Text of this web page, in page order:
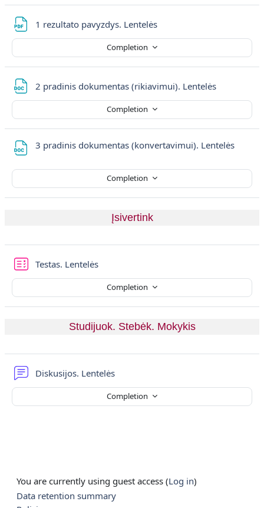
1 rezultato pavyzdys. Lentelės
Completion
2 pradinis dokumentas (rikiavimui). Lentelės
Completion
3 pradinis dokumentas (konvertavimui). LentelėsFile
Completion
Įsivertink
Testas. LentelėsQuiz
Completion
Studijuok. Stebėk. Mokykis
Diskusijos. Lentelės
Completion
You are currently using guest access (Log in)
Data retention summary